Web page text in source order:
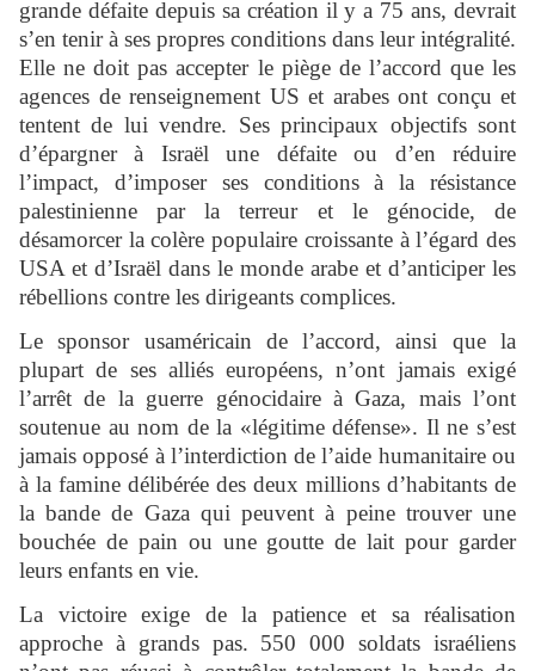
grande défaite depuis sa création il y a 75 ans, devrait
s’en tenir à ses propres conditions dans leur intégralité.
Elle ne doit pas accepter le piège de l’accord que les
agences de renseignement US et arabes ont conçu et
tentent de lui vendre. Ses principaux objectifs sont
d’épargner à Israël une défaite ou d’en réduire
l’impact, d’imposer ses conditions à la résistance
palestinienne par la terreur et le génocide, de
désamorcer la colère populaire croissante à l’égard des
USA et d’Israël dans le monde arabe et d’anticiper les
rébellions contre les dirigeants complices.
Le sponsor usaméricain de l’accord, ainsi que la
plupart de ses alliés européens, n’ont jamais exigé
l’arrêt de la guerre génocidaire à Gaza, mais l’ont
soutenue au nom de la «légitime défense». Il ne s’est
jamais opposé à l’interdiction de l’aide humanitaire ou
à la famine délibérée des deux millions d’habitants de
la bande de Gaza qui peuvent à peine trouver une
bouchée de pain ou une goutte de lait pour garder
leurs enfants en vie.
La victoire exige de la patience et sa réalisation
approche à grands pas. 550 000 soldats israéliens